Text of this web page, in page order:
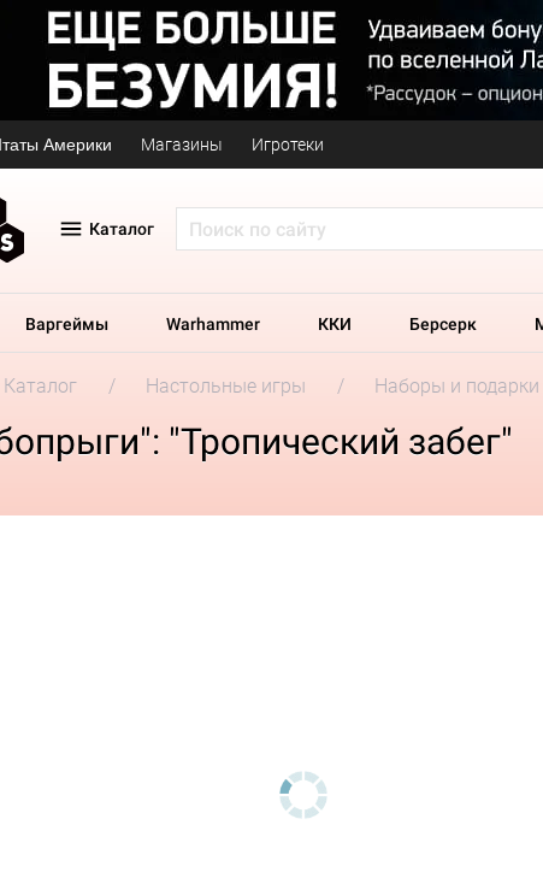
Америки Магазины Игротеки
Каталог
Варгеймы Warhammer ККИ Берсерк
Каталог Настольные игры Наборы и подарки
"Тропический забег"